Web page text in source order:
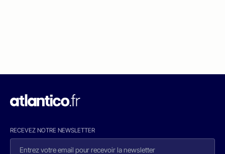
RECEVEZ NOTRE NEWSLETTER